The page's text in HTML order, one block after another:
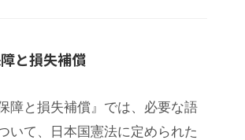
と損失補償
障と損失補償』では、必要な語
いて、日本国憲法に定められた